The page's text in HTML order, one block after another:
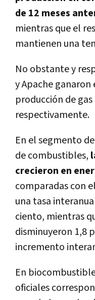
de 12 meses
mientras que el
mantienen una
No obstante y
y Apache
producción de
respectivamente.
En el segmento
de combustibles,
crecieron en
comparadas con
una tasa
ciento, mientras
disminuyeron 1,8
incremento
En
oficiales